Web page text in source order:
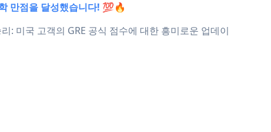
만점을 달성했습니다! 💯🔥
미국 고객의 GRE 공식 점수에 대한 흥미로운 업데이